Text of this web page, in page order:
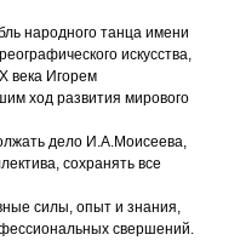
народного танца имени
искусства,
века Игорем
ход развития мирового
дело И.А.Моисеева,
сохранять все
силы, опыт и знания,
свершений.